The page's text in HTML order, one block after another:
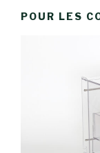
POUR LES